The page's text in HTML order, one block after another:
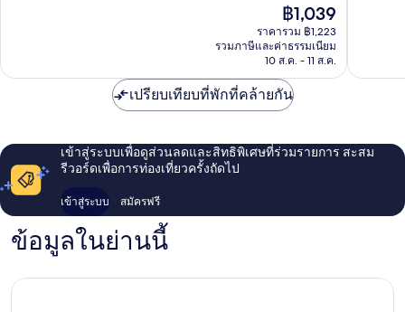
ราคา
ปัจจุบัน
คือ
฿1,039
฿1,039
ราคารวม ฿1,223
รวมภาษีและค่าธรรมเนียม
10 ส.ค. - 11 ส.ค.
เปรียบเทียบที่พักที่คล้ายกัน
เข้าสู่ระบบเพื่อดูส่วนลดและสิทธิพิเศษที่ร่วมรายการ สะสม
รีวอร์ดเพื่อการท่องเที่ยวครั้งถัดไป
เข้าสู่ระบบ สมัครฟรี
ข้อมูลในย่านนี้